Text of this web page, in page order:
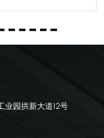
业园拱新大道12号